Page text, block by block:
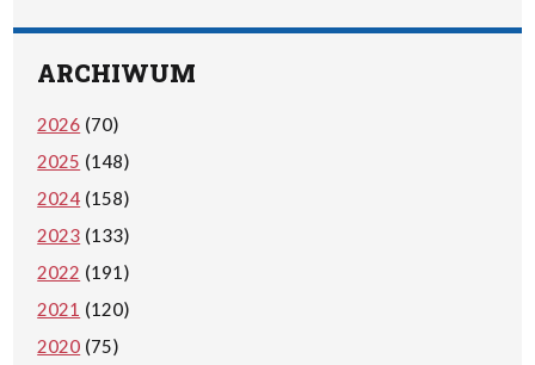
ARCHIWUM
2026 (70)
2025 (148)
2024 (158)
2023 (133)
2022 (191)
2021 (120)
2020 (75)